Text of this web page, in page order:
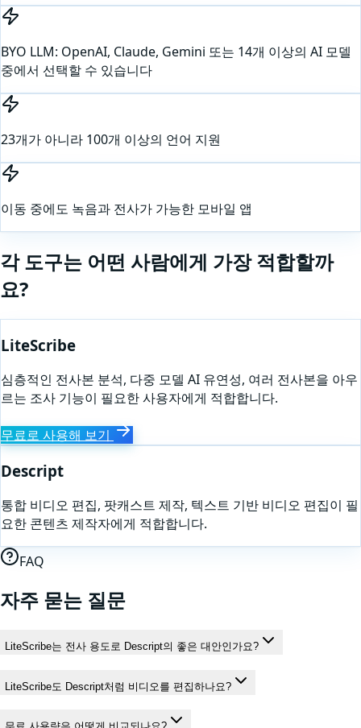
BYO LLM: OpenAI, Claude, Gemini 또는 14개 이상의 AI 모델
중에서 선택할 수 있습니다
23개가 아니라 100개 이상의 언어 지원
이동 중에도 녹음과 전사가 가능한 모바일 앱
각 도구는 어떤 사람에게 가장 적합할까
요?
LiteScribe
심층적인 전사본 분석, 다중 모델 AI 유연성, 여러 전사본을 아우
르는 조사 기능이 필요한 사용자에게 적합합니다.
무료로 사용해 보기
Descript
통합 비디오 편집, 팟캐스트 제작, 텍스트 기반 비디오 편집이 필
요한 콘텐츠 제작자에게 적합합니다.
FAQ
자주 묻는 질문
LiteScribe는 전사 용도로 Descript의 좋은 대안인가요?
LiteScribe도 Descript처럼 비디오를 편집하나요?